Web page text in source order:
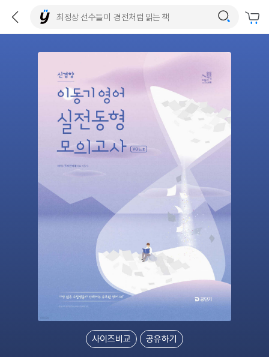
사이즈비교 공유하기